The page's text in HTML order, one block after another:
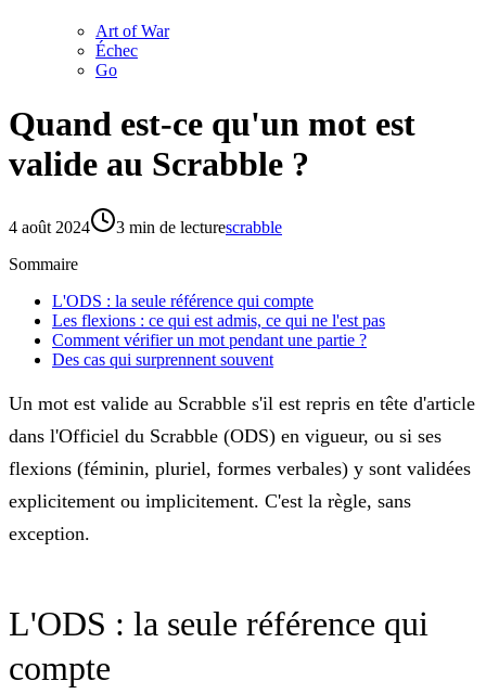
Art of War
Échec
Go
Quand est-ce qu'un mot est
valide au Scrabble ?
4 août 2024 3 min de lecturescrabble
Sommaire
L'ODS : la seule référence qui compte
Les flexions : ce qui est admis, ce qui ne l'est pas
Comment vérifier un mot pendant une partie ?
Des cas qui surprennent souvent
Un mot est valide au Scrabble s'il est repris en tête d'article
dans l'Officiel du Scrabble (ODS) en vigueur, ou si ses
flexions (féminin, pluriel, formes verbales) y sont validées
explicitement ou implicitement. C'est la règle, sans
exception.
L'ODS : la seule référence qui
compte